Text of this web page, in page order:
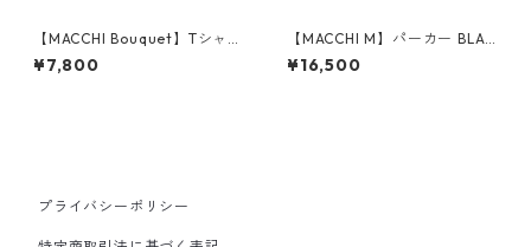
【MACCHI Bouquet】Tシャツ
WHITE
¥7,800
【MACCHI M】パーカー BLAC
K
¥16,500
プライバシーポリシー